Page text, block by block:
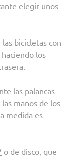
elegir unos
bicicletas con
los
las palancas
manos de los
medida es
o de disco, que